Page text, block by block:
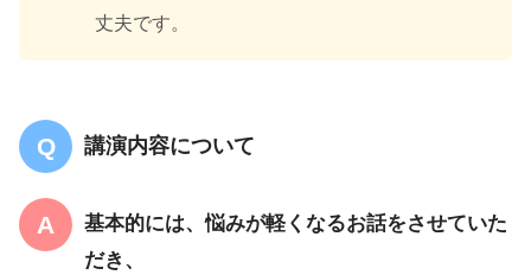
丈夫です。
講演内容について
基本的には、悩みが軽くなるお話をさせていた
だき、